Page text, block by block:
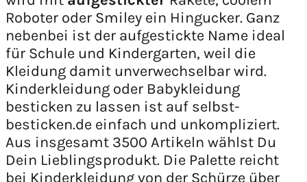
Roboter oder Smiley ein Hingucker. Ganz
nebenbei ist der aufgestickte Name ideal
für Schule und Kindergarten, weil die
Kleidung damit unverwechselbar wird.
Kinderkleidung oder Babykleidung
besticken zu lassen ist auf selbst-
besticken.de einfach und unkompliziert.
Aus insgesamt 3500 Artikeln wählst Du
Dein Lieblingsprodukt. Die Palette reicht
bei Kinderkleidung von der Schürze über